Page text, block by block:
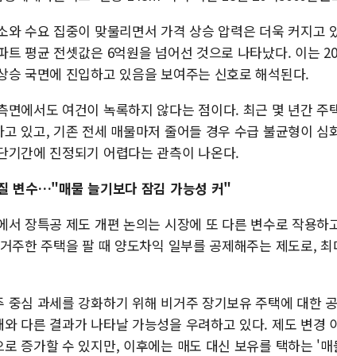
와 수요 집중이 맞물리면서 가격 상승 압력은 더욱 커지고
트 평균 전셋값은 6억원을 넘어선 것으로 나타났다. 이는
승 국면에 진입하고 있음을 보여주는 신호로 해석된다.
면에서도 여건이 녹록하지 않다는 점이다. 최근 몇 년간 주
있고, 기존 전세 매물마저 줄어들 경우 수급 불균형이 심
기간에 진정되기 어렵다는 관측이 나온다.
변수…"매물 늘기보다 잠김 가능성 커"
서 장특공 제도 개편 논의는 시장에 또 다른 변수로 작용하
주한 주택을 팔 때 양도차익 일부를 공제해주는 제도로,
중심 과세를 강화하기 위해 비거주 장기보유 주택에 대한
와 다른 결과가 나타날 가능성을 우려하고 있다. 제도 변경
로 증가할 수 있지만, 이후에는 매도 대신 보유를 택하는 '